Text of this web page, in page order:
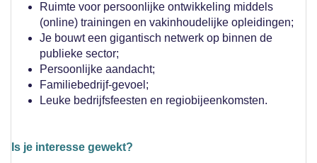
Ruimte voor persoonlijke ontwikkeling middels
(online) trainingen en vakinhoudelijke opleidingen;
Je bouwt een gigantisch netwerk op binnen de
publieke sector;
Persoonlijke aandacht;
Familiebedrijf-gevoel;
Leuke bedrijfsfeesten en regiobijeenkomsten.
Is je interesse gewekt?